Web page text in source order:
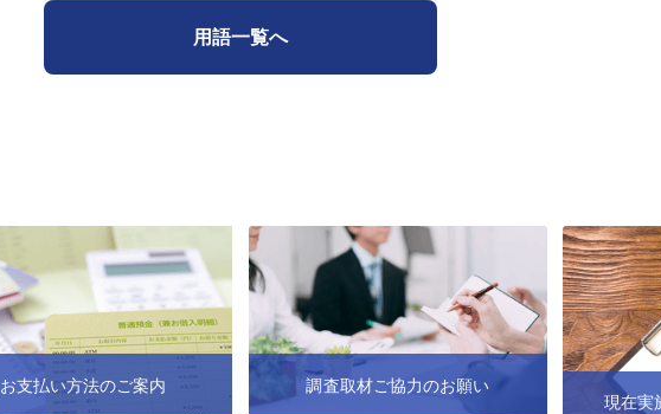
用語一覧へ
お支払い方法のご案内
調査取材ご協力のお願い
現在実